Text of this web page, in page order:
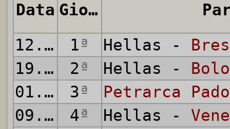
Data Giornata
12.10.1913
1ª Hellas -
19.10.1913
2ª Hellas -
01.11.1913
3ª
Petrarca
09.11.1913
4ª Hellas -